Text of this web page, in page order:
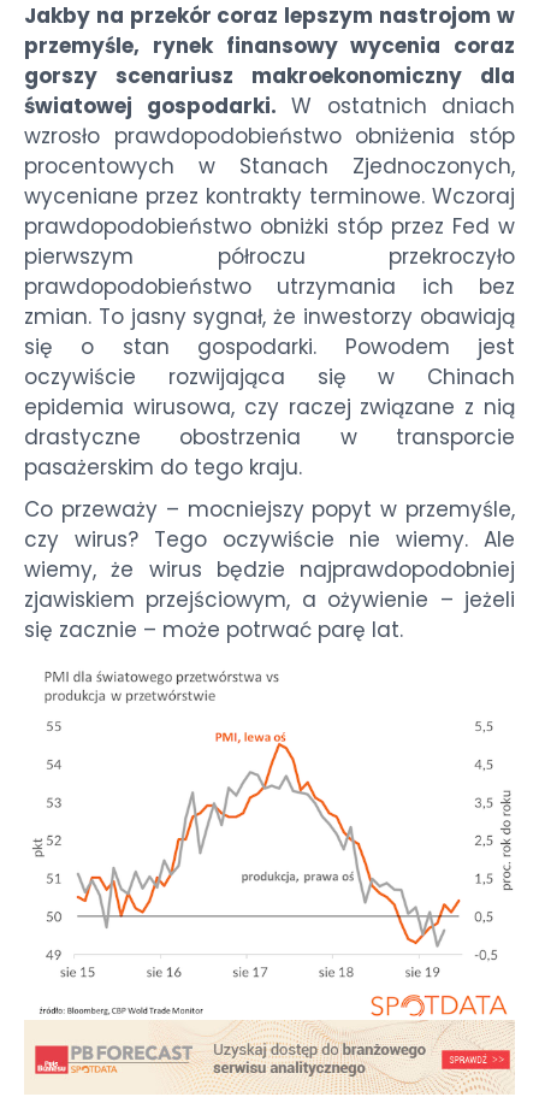
Jakby na przekór coraz lepszym nastrojom w
przemyśle, rynek finansowy wycenia coraz
gorszy scenariusz makroekonomiczny dla
światowej gospodarki. W ostatnich dniach
wzrosło prawdopodobieństwo obniżenia stóp
procentowych w Stanach Zjednoczonych,
wyceniane przez kontrakty terminowe. Wczoraj
prawdopodobieństwo obniżki stóp przez Fed w
pierwszym półroczu przekroczyło
prawdopodobieństwo utrzymania ich bez
zmian. To jasny sygnał, że inwestorzy obawiają
się o stan gospodarki. Powodem jest
oczywiście rozwijająca się w Chinach
epidemia wirusowa, czy raczej związane z nią
drastyczne obostrzenia w transporcie
pasażerskim do tego kraju.
Co przeważy – mocniejszy popyt w przemyśle,
czy wirus? Tego oczywiście nie wiemy. Ale
wiemy, że wirus będzie najprawdopodobniej
zjawiskiem przejściowym, a ożywienie – jeżeli
się zacznie – może potrwać parę lat.